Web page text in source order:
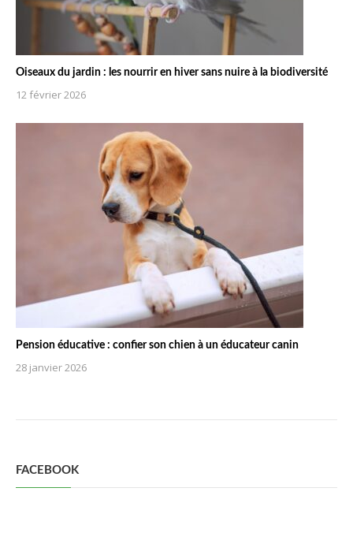
Oiseaux du jardin : les nourrir en hiver sans nuire à la biodiversité
12 février 2026
Pension éducative : confier son chien à un éducateur canin
28 janvier 2026
FACEBOOK